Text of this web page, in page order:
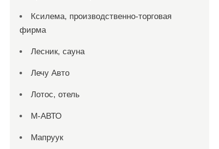
Ксилема, производственно-торговая
фирма
Лесник, сауна
Лечу Авто
Лотос, отель
М-АВТО
Мапруук